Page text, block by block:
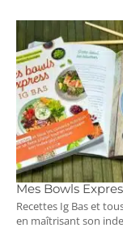
Mes Bowls
Recettes Ig Bas et
en maîtrisant son